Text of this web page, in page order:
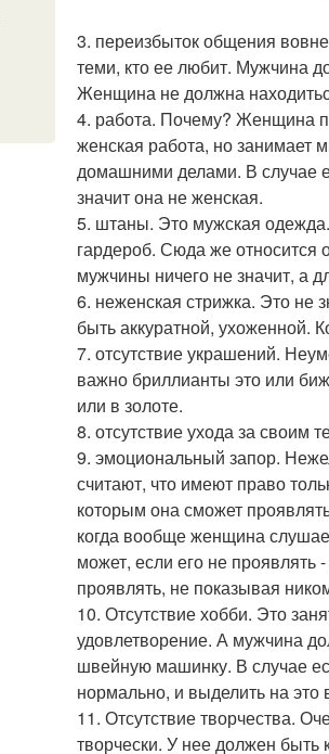
3. переизбыток общения
теми, кто ее любит. Мужчина
Женщина не должна
4. работа. Почему? Женщина
женская работа, но занимает
домашними делами. В случае
значит она не женская.
5. штаны. Это мужская
гардероб. Сюда же относится
мужчины ничего не значит, а
6. неженская стрижка. Это не
быть аккуратной, ухоженной.
7. отсутствие украшений.
важно бриллианты это или
или в золоте.
8. отсутствие ухода за своим
9. эмоциональный запор.
считают, что имеют право
которым она сможет
когда вообще женщина
может, если его не проявлять
проявлять, не показывая
10. Отсутствие хобби. Это
удовлетворение. А мужчина
швейную машинку. В случае
нормально, и выделить на это
11. Отсутствие творчества.
творчески. У нее должен быть